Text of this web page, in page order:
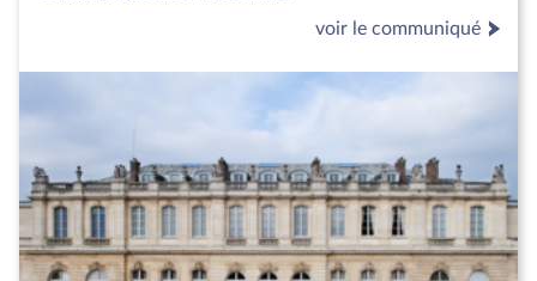
voir le communiqué